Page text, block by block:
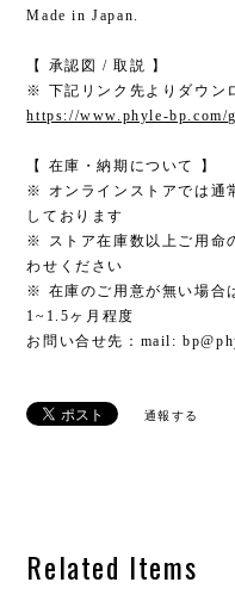
Made in Japan.
【 承認図 / 取説 】
※ 下記リンク先よりダウン
https://www.phyle-bp.com/
【 在庫・納期について 】
※ オンラインストアでは通
しております
※ ストア在庫数以上ご用命
わせください
※ 在庫のご用意が無い場合
1~1.5ヶ月程度
お問い合せ先：mail:
通報する
Related Items